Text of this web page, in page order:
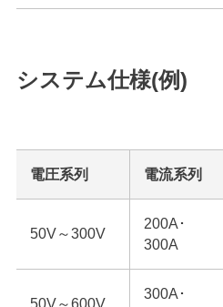
システム仕様(例)
電圧系列 電流系列
50V～300V
200A･
300A
300A･